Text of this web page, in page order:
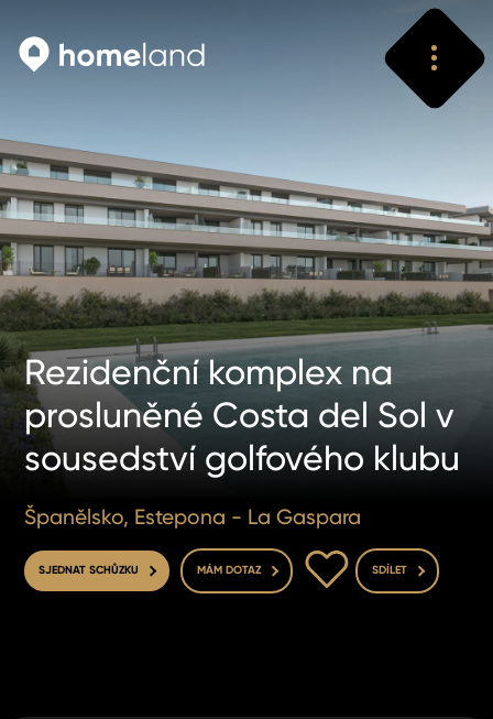
Rezidenční komplex na
prosluněné Costa del Sol v
sousedství golfového klubu
Španělsko, Estepona - La Gaspara
SJEDNAT SCHŮZKU MÁM DOTAZ
DO OBLÍBENÝCH
SDÍLET
Vyhledat